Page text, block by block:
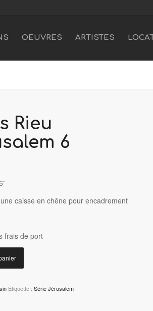
OEUVRES ARTISTES
Rieu
6
caisse en chêne pour encadrement
frais de port
Étiquette :Série Jérusalem